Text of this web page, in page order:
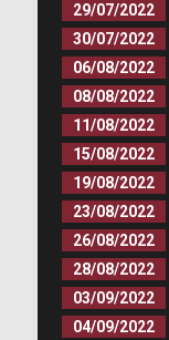
29/07/2022
30/07/2022
06/08/2022
08/08/2022
11/08/2022
15/08/2022
19/08/2022
23/08/2022
26/08/2022
28/08/2022
03/09/2022
04/09/2022